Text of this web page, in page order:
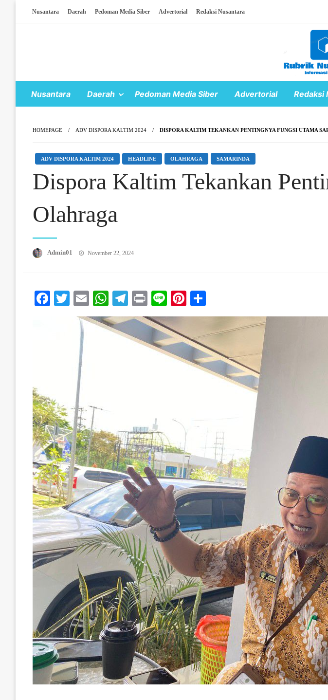
Nusantara Daerah Pedoman Media Siber Advertorial Redaksi Nusantara
Nusantara Daerah Pedoman Media Siber Advertorial Redaksi
HOMEPAGE ADV DISPORA KALTIM 2024 DISPORA KALTIM TEKANKAN PENTINGNYA FUNGSI UTAMA
ADV DISPORA KALTIM 2024 HEADLINE OLAHRAGA SAMARINDA
Dispora Kaltim Tekankan
Olahraga
Admin01 November 22, 2024
Facebook
TwitterEmailWhatsApp
Telegram
PrintLinePinterest